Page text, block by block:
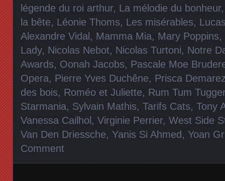
légende du roi arthur, La mélodie du bonheur
la bête, Léonie Thoms, Les misérables,
Alexandre Vidal, Mamma Mia, Mary Poppins,
Lady, Nicolas Nebot, Nicolas Turtoni, Notre
Awards, Oonah Jacobs, Pascale Moe
Opera, Pierre Yves Duchêne, Prisca
des bois, Roméo et Juliette, Rum Tum Tugger
Starmania, Sylvain Mathis, Tarifs Cats, Tony
Vanessa Cailhol, Virginie Perrier, West Side
Van Den Driessche, Yanis Si Ahmed, Yoan
Comment